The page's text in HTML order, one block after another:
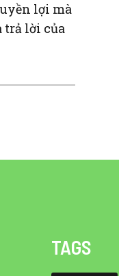
lợi mà
trả lời của
TAGS